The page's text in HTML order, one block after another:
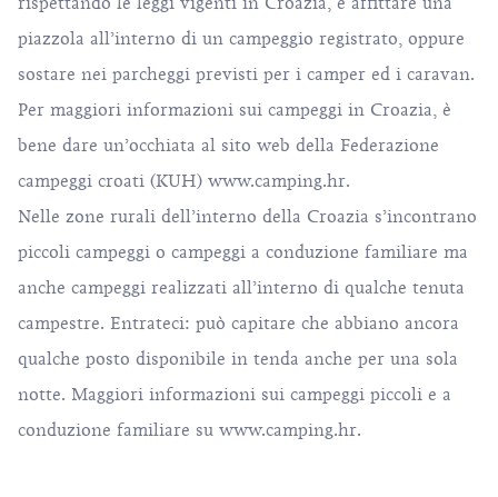
piazzola all’interno di un campeggio registrato, oppure
sostare nei parcheggi previsti per i camper ed i caravan.
Per maggiori informazioni sui campeggi in Croazia, è
bene dare un’occhiata al sito web della Federazione
campeggi croati (KUH) www.camping.hr.
Nelle zone rurali dell’interno della Croazia s’incontrano
piccoli campeggi o campeggi a conduzione familiare ma
anche campeggi realizzati all’interno di qualche tenuta
campestre. Entrateci: può capitare che abbiano ancora
qualche posto disponibile in tenda anche per una sola
notte. Maggiori informazioni sui campeggi piccoli e a
conduzione familiare su www.camping.hr.